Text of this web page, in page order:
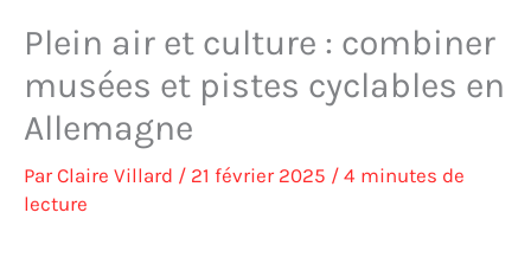
Plein air et culture : combiner
musées et pistes cyclables en
Allemagne
ParClaire Villard / 21 février 2025 / 4 minutes de
lecture